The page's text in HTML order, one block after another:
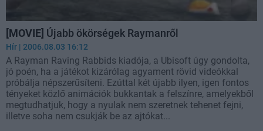
[MOVIE] Újabb ökörségek Raymanről
Hír | 2006.08.03 16:12
A Rayman Raving Rabbids kiadója, a Ubisoft úgy gondolta,
jó poén, ha a játékot kizárólag agyament rövid videókkal
próbálja népszerűsíteni. Ezúttal két újabb ilyen, igen fontos
tényeket közlő animációk bukkantak a felszínre, amelyekből
megtudhatjuk, hogy a nyulak nem szeretnek tehenet fejni,
illetve soha nem csukják be az ajtókat...